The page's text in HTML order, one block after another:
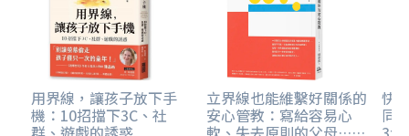
會看到一個「理想的」童年生活，卻永遠不知道自己的父母
並沒有以他們當時最需要的教養方式來照顧自己。如果這個
青少年所做的某些可悲選擇讓他後來的生活陷入了困境，他
可能會怪罪自己「我真的很難搞」、「我的童年是那麼美
好，但是我卻沒有獲得更高的成就。對於這一點，我沒有任
何藉口。」身為治療師，我聽過許多高功能、為人相當好的
用界線，讓孩子放下手
機：10招擋下3C、社
立界線也能維繫好關係的
安心管教：寫給容易心
快
同